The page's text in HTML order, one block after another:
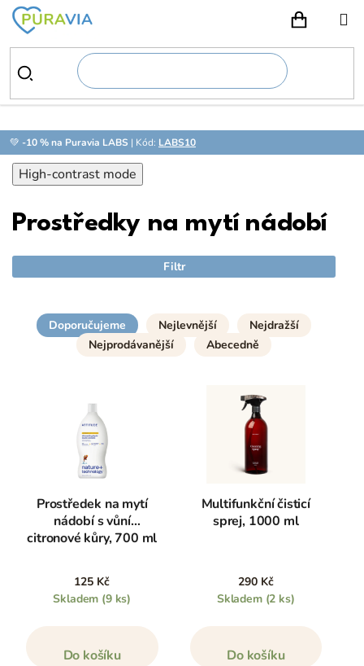
Přejít
obsah
💚 -10 % na Puravia LABS | Kód: LABS10
High-contrast mode
Prostředky na mytí nádobí
Filtr
Doporučujeme Nejlevnější
Nejdražší
Nejprodávanější
Abecedně
Prostředek na mytí
nádobí s vůní
citronové kůry, 700 ml
125 Kč
Skladem (9 ks)
Do košíku
Multifunkční čisticí
sprej, 1000 ml
290 Kč
Skladem (2 ks)
Do košíku